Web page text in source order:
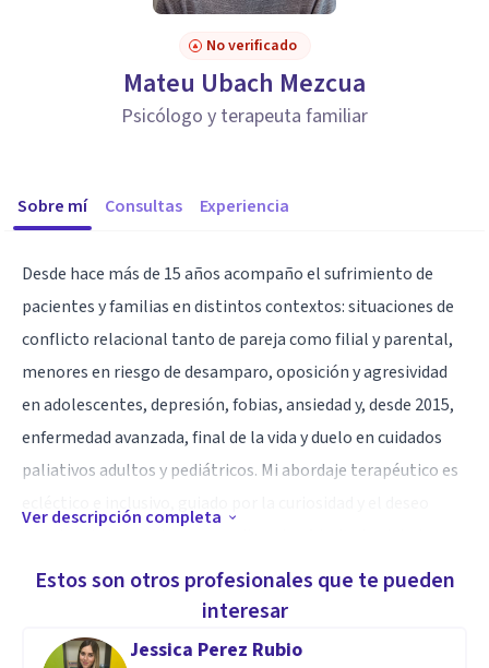
No verificado
Mateu Ubach Mezcua
Psicólogo y terapeuta familiar
Sobre mí Consultas Experiencia
Desde hace más de 15 años acompaño el sufrimiento de
pacientes y familias en distintos contextos: situaciones de
conflicto relacional tanto de pareja como filial y parental,
menores en riesgo de desamparo, oposición y agresividad
en adolescentes, depresión, fobias, ansiedad y, desde 2015,
enfermedad avanzada, final de la vida y duelo en cuidados
paliativos adultos y pediátricos. Mi abordaje terapéutico es
lo posible, caminando juntos.
Apasionado de la música, los juegos de mesa y las buenas
Ver descripción completa
Estos son otros profesionales que te pueden
interesar
Jessica Perez Rubio